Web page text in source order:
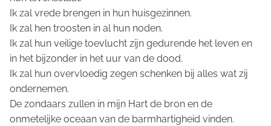
Ik zal vrede brengen in hun huisgezinnen.
Ik zal hen troosten in al hun noden.
Ik zal hun veilige toevlucht zijn gedurende het leven en
in het bijzonder in het uur van de dood.
Ik zal hun overvloedig zegen schenken bij alles wat zij
ondernemen.
De zondaars zullen in mijn Hart de bron en de
onmetelijke oceaan van de barmhartigheid vinden.